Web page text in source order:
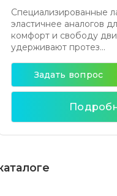
Специализированные
эластичнее аналогов
комфорт и свободу
удерживают протез...
Задать вопрос